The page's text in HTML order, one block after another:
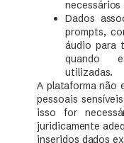
Dados
prompts,
áudio para
quando
utilizadas.
A plataforma não
pessoais
isso for
juridicamente
inseridos dados